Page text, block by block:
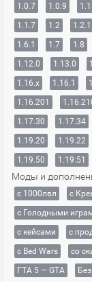
1.0.7
1.0.9 1.1
1.1.7
1.2 1.2.1
1.6.1
1.7 1.8
1.12.0
1.13.0
1.16.x
1.16.1
1.16.201
1.17.30
1.17.34
1.19.20
1.19.22
1.19.50
1.19.51
Моды и
с 1000лвл c
с Голодными
с кейсами
с
с Bed Wars
со
ГТА 5 — GTA